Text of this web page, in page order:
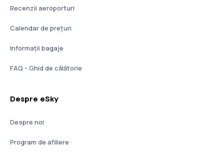
Recenzii aeroporturi
Calendar de prețuri
Informații bagaje
FAQ - Ghid de călătorie
Despre eSky
Despre noi
Program de afiliere